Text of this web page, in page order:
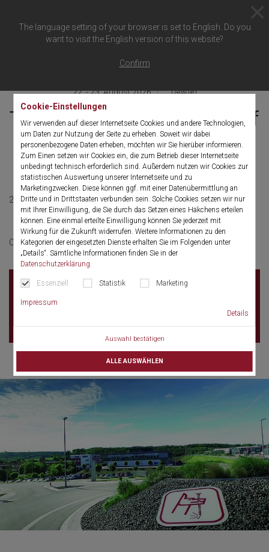
Cookie-Einstellungen
Wir verwenden auf dieser Internetseite Cookies und andere Technologien,
um Daten zur Nutzung der Seite zu erheben. Soweit wir dabei
personenbezogene Daten erheben, möchten wir Sie hierüber informieren.
Zum Einen setzen wir Cookies ein, die zum Betrieb dieser Internetseite
unbedingt technisch erforderlich sind. Außerdem nutzen wir Cookies zur
statistischen Auswertung unserer Internetseite und zu
Marketingzwecken. Diese können ggf. mit einer Datenübermittlung an
Dritte und in Drittstaaten verbunden sein. Solche Cookies setzen wir nur
mit Ihrer Einwilligung, die Sie durch das Setzen eines Häkchens erteilen
können. Eine einmal erteilte Einwilligung können Sie jederzeit mit
Wirkung für die Zukunft widerrufen. Weitere Informationen zu den
Kategorien der eingesetzten Dienste erhalten Sie im Folgenden unter
„Details“. Sämtliche Informationen finden Sie in der
Datenschutzerklärung.
Essenziell Statistik Marketing
Impressum
Details
Auswahl bestätigen
ALLE AUSWÄHLEN
The language setting of your browser is set to English. Do you
want to visit the English version of this website?
Confirm
22. - 23. August 2026 ., Taiwan
The 48th Annual Meeting of
Taiwan Urological
Association
22. - 23. August 2026 Chinese (Traditional)
Click here for: More information
.
Taiwan